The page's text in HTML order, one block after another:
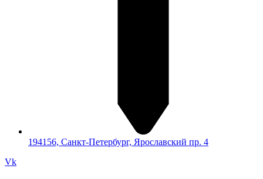
194156, Санкт-Петербург, Ярославский пр. 4
Vk